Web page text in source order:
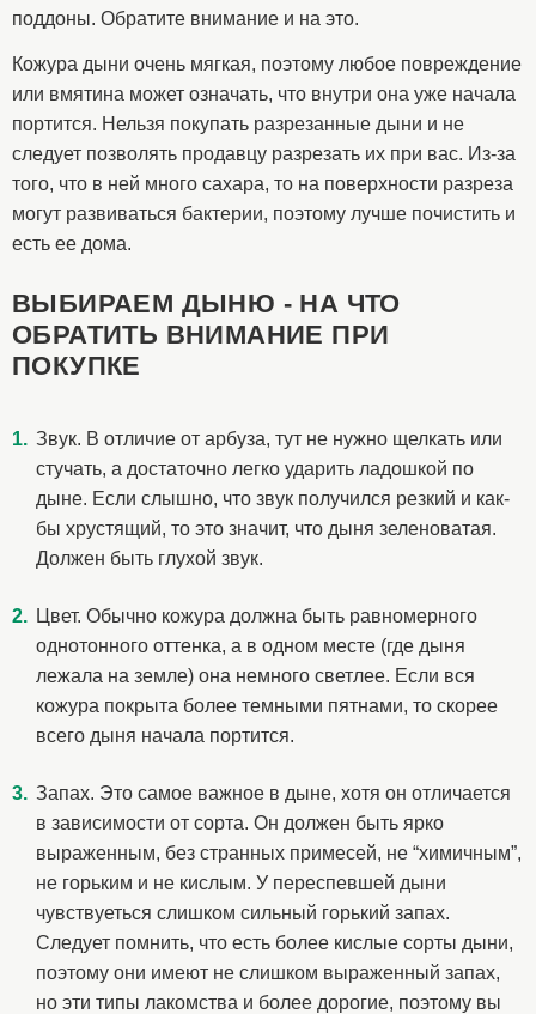
поддоны. Обратите внимание и на это.
Кожура дыни очень мягкая, поэтому любое повреждение
или вмятина может означать, что внутри она уже начала
портится. Нельзя покупать разрезанные дыни и не
следует позволять продавцу разрезать их при вас. Из-за
того, что в ней много сахара, то на поверхности разреза
могут развиваться бактерии, поэтому лучше почистить и
есть ее дома.
ВЫБИРАЕМ ДЫНЮ - НА ЧТО
ОБРАТИТЬ ВНИМАНИЕ ПРИ
ПОКУПКЕ
Звук. В отличие от арбуза, тут не нужно щелкать или
стучать, а достаточно легко ударить ладошкой по
дыне. Если слышно, что звук получился резкий и как-
бы хрустящий, то это значит, что дыня зеленоватая.
Должен быть глухой звук.
Цвет. Обычно кожура должна быть равномерного
однотонного оттенка, а в одном месте (где дыня
лежала на земле) она немного светлее. Если вся
кожура покрыта более темными пятнами, то скорее
всего дыня начала портится.
Запах. Это самое важное в дыне, хотя он отличается
в зависимости от сорта. Он должен быть ярко
выраженным, без странных примесей, не “химичным”,
не горьким и не кислым. У переспевшей дыни
чувствуеться слишком сильный горький запах.
Следует помнить, что есть более кислые сорты дыни,
поэтому они имеют не слишком выраженный запах,
но эти типы лакомства и более дорогие, поэтому вы